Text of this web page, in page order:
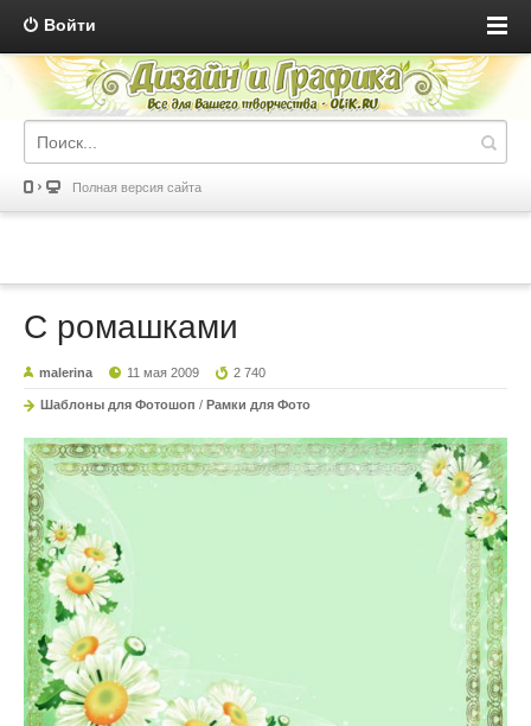
Войти
Полная версия сайта
С ромашками
malerina 11 мая 2009 2 740
Шаблоны для Фотошоп / Рамки для Фото